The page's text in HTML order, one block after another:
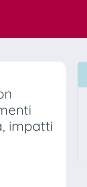
impatti